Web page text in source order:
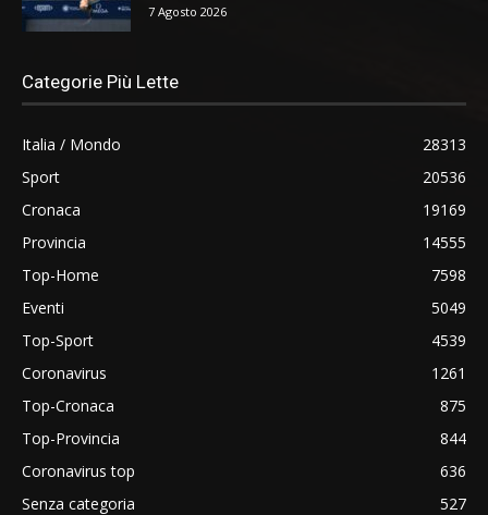
7 Agosto 2026
Categorie Più Lette
Italia / Mondo
28313
Sport
20536
Cronaca
19169
Provincia
14555
Top-Home
7598
Eventi
5049
Top-Sport
4539
Coronavirus
1261
Top-Cronaca
875
Top-Provincia
844
Coronavirus top
636
Senza categoria
527